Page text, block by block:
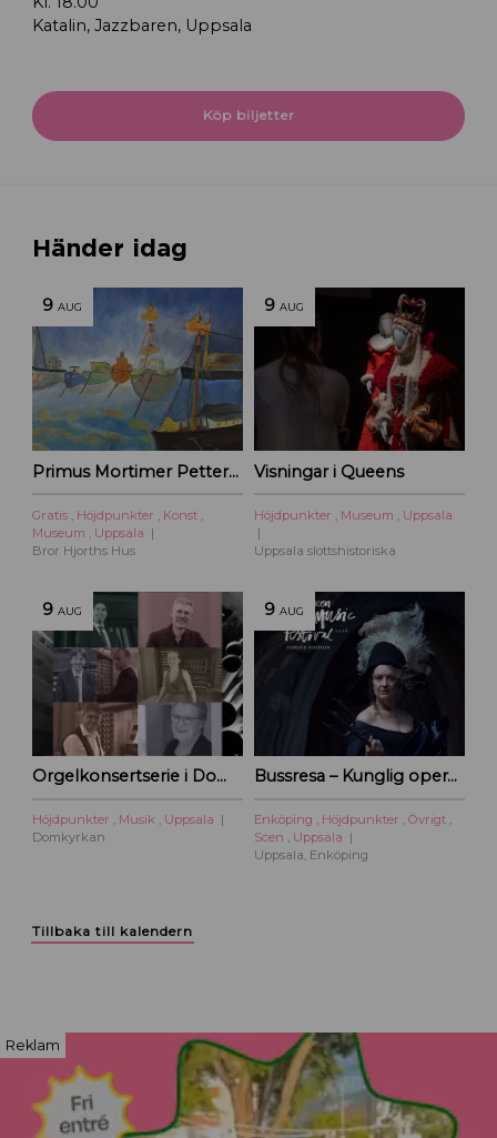
Katalin, Jazzbaren, Uppsala
Köp biljetter
Händer idag
9 AUG
Primus Mortimer Pettersson
Gratis , Höjdpunkter , Konst ,
Museum , Uppsala
Bror Hjorths Hus
9 AUG
Visningar i Queens
Höjdpunkter , Museum , Uppsala
Uppsala slottshistoriska
9 AUG
Orgelkonsertserie i Domkyrkan
Höjdpunkter , Musik , Uppsala
Domkyrkan
9 AUG
Bussresa – Kunglig operakväll vid Ulriksdal 2026
Enköping , Höjdpunkter , Övrigt ,
Scen , Uppsala
Uppsala, Enköping
Tillbaka till kalendern
Reklam